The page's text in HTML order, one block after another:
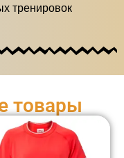
тренировок
товары